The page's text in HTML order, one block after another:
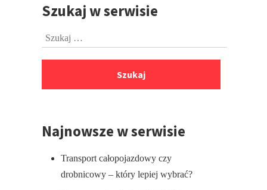
PrzejdźSzukaj w serwisie
Szukaj:
Najnowsze w serwisie
Transport całopojazdowy czy
drobnicowy – który lepiej wybrać?